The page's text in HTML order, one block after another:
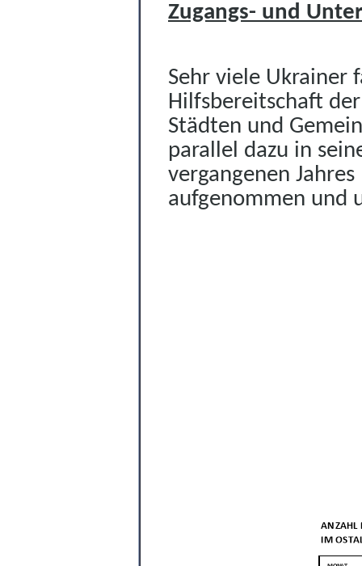
Zugangs- und
Sehr viele Ukrainer
Hilfsbereitschaft
Städten und
parallel dazu in
vergangenen
aufgenommen und